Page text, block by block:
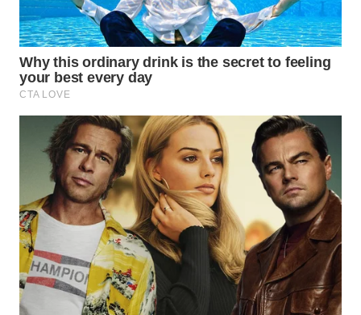
WAHANANEWS
CO ID
WAHANANEWS
NET
WAHANA
SPORT
WAHANA
UMKM
WAHANA
SELEB
WAHANA